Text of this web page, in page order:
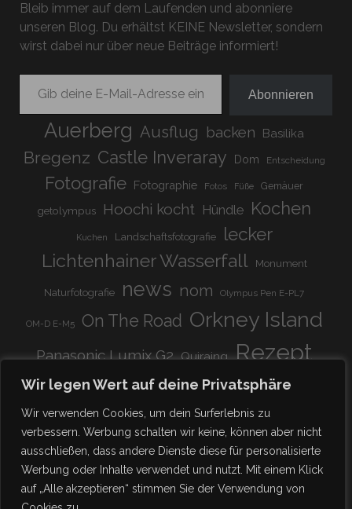
Wir legen Wert auf deine Privatsphäre
Wir verwenden Cookies, um dein Surferlebnis zu
verbessern. Werbung schalten wir keine, können aber nicht
ausschließen, dass andere Dienste diese für personalisierte
Werbung oder Inhalte verwendet und nutzt. Mit einem Klick
auf „Alle akzeptieren“ stimmen Sie der Verwendung von
Bleib immer auf dem Laufenden und abonniere
unseren Blog. Du erhältst KEINE Newsletter, sondern
wirst dabei nur über neue Beiträge informiert!
Gib deine E-Mail-Adresse ein ...
Abonnieren
Auerberg Ausflug backen Basilika
Bregenz Castle Inveraray Dom Entscheidung
Fotografie Fotographie Fotos Füße Gemäuer
getolympus Hoochi kocht Hündle Kochen
Kuchen Landschaftsfotografie lecker
Lichtenhainer Wasserfall Monument
Naturfotografie news nom Olympus Pen E-PL7
OM-D E-M5 On The Road Orkney Island
Panasonic Lumix G2 Quiraing Rezept
Rundreise schnell & einfach Scotland
Stadion super lecker Systemkamera
vegetarisch Viadukt weitnau woooohoooo!!!!
zu Hause ♥